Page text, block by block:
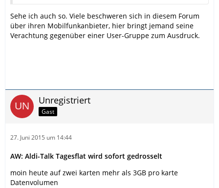
Sehe ich auch so. Viele beschweren sich in diesem Forum
über ihren Mobilfunkanbieter, hier bringt jemand seine
Verachtung gegenüber einer User-Gruppe zum Ausdruck.
Unregistriert
Gast
27. Juni 2015 um 14:44
AW: Aldi-Talk Tagesflat wird sofort gedrosselt
moin heute auf zwei karten mehr als 3GB pro karte
Datenvolumen